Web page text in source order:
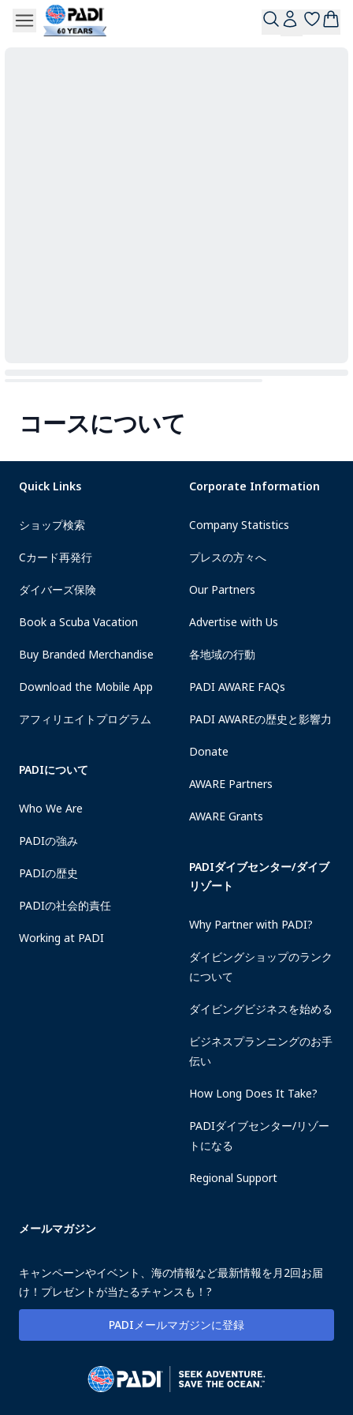
コースについて
Quick Links
ショップ検索
Cカード再発行
ダイバーズ保険
Book a Scuba Vacation
Buy Branded Merchandise
Download the Mobile App
アフィリエイトプログラム
PADIについて
Who We Are
PADIの強み
PADIの歴史
PADIの社会的責任
Working at PADI
Corporate Information
Company Statistics
プレスの方々へ
Our Partners
Advertise with Us
各地域の行動
PADI AWARE FAQs
PADI AWAREの歴史と影響力
Donate
AWARE Partners
AWARE Grants
PADIダイブセンター/ダイブ
リゾート
Why Partner with PADI?
ダイビングショップのランク
について
ダイビングビジネスを始める
ビジネスプランニングのお手
伝い
How Long Does It Take?
PADIダイブセンター/リゾー
トになる
Regional Support
メールマガジン
キャンペーンやイベント、海の情報など最新情報を月2回お届
け！プレゼントが当たるチャンスも！?
PADIメールマガジンに登録